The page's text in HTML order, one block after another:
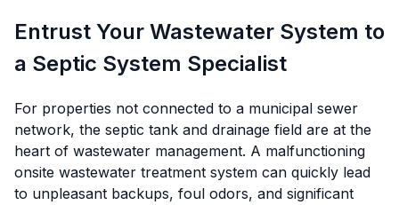
Entrust Your Wastewater System to
a Septic System Specialist
For properties not connected to a municipal sewer
network, the septic tank and drainage field are at the
heart of wastewater management. A malfunctioning
onsite wastewater treatment system can quickly lead
to unpleasant backups, foul odors, and significant